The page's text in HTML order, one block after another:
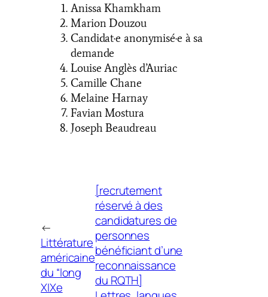
Anissa Khamkham
Marion Douzou
Candidat·e anonymisé·e à sa
demande
Louise Anglès d’Auriac
Camille Chane
Melaine Harnay
Favian Mostura
Joseph Beaudreau
←
Littérature
américaine
du “long
XIXe
[recrutement
réservé à des
candidatures de
personnes
bénéficiant d’une
reconnaissance
du RQTH]